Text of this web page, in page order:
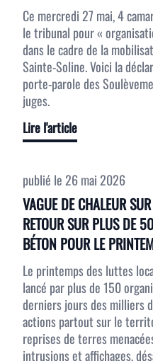
Ce mercredi 27 mai, 4
le tribunal pour «
dans le cadre de la
Sainte-Soline. Voici la
porte-parole des
juges.
Lire l'article
publié le 26 mai 2026
VAGUE DE CHALEUR
RETOUR SUR PLUS DE
BÉTON POUR LE
Le printemps des luttes
lancé par plus de 150
derniers jours des milliers
actions partout sur le
reprises de terres
intrusions et affichages,